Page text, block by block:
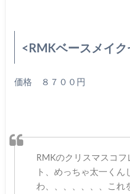
<RMKベースメイ
価格 ８７００円
RMKのクリスマスコ
ト、めっちゃ太一くん
わ、、、、、、、これ